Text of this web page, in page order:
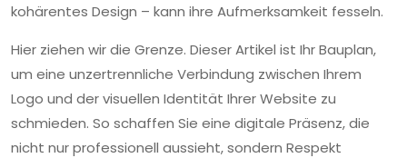
kohärentes Design – kann ihre Aufmerksamkeit fesseln.
Hier ziehen wir die Grenze. Dieser Artikel ist Ihr Bauplan,
um eine unzertrennliche Verbindung zwischen Ihrem
Logo und der visuellen Identität Ihrer Website zu
schmieden. So schaffen Sie eine digitale Präsenz, die
nicht nur professionell aussieht, sondern Respekt